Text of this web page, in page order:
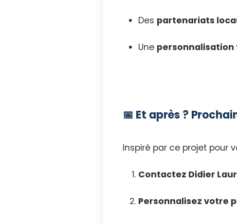
Des partenariats
Une personnalisation
📅 Et après ?
Inspiré par ce projet pour
Contactez Didier Laur
Personnalisez votre